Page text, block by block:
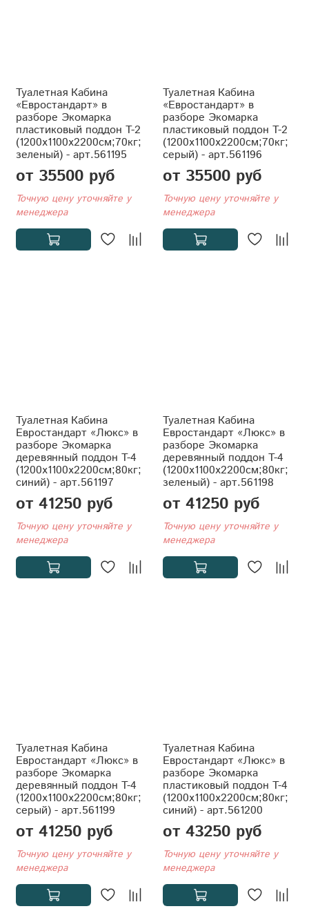
Туалетная Кабина
«Евростандарт» в
разборе Экомарка
пластиковый поддон T-2
(1200x1100x2200см;70кг;
зеленый) - арт.561195
от 35500 руб
Точную цену уточняйте у
менеджера
Туалетная Кабина
«Евростандарт» в
разборе Экомарка
пластиковый поддон T-2
(1200x1100x2200см;70кг;
серый) - арт.561196
от 35500 руб
Точную цену уточняйте у
менеджера
Туалетная Кабина
Евростандарт «Люкс» в
разборе Экомарка
деревянный поддон T-4
(1200x1100x2200см;80кг;
синий) - арт.561197
от 41250 руб
Точную цену уточняйте у
менеджера
Туалетная Кабина
Евростандарт «Люкс» в
разборе Экомарка
деревянный поддон T-4
(1200x1100x2200см;80кг;
зеленый) - арт.561198
от 41250 руб
Точную цену уточняйте у
менеджера
Туалетная Кабина
Евростандарт «Люкс» в
разборе Экомарка
деревянный поддон T-4
(1200x1100x2200см;80кг;
серый) - арт.561199
от 41250 руб
Точную цену уточняйте у
менеджера
Туалетная Кабина
Евростандарт «Люкс» в
разборе Экомарка
пластиковый поддон T-4
(1200x1100x2200см;80кг;
синий) - арт.561200
от 43250 руб
Точную цену уточняйте у
менеджера